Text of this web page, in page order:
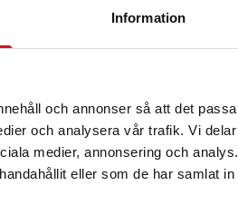
Information
och annonser så att det
och analysera vår trafik. Vi
medier, annonsering och
eller som de har samlat